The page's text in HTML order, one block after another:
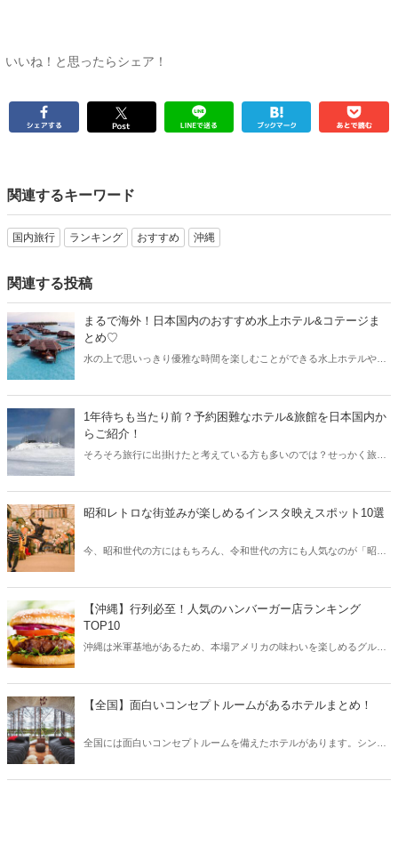
いいね！と思ったらシェア！
関連するキーワード
国内旅行 ランキング おすすめ 沖縄
関連する投稿
まるで海外！日本国内のおすすめ水上ホテル&コテージま
とめ♡
水の上で思いっきり優雅な時間を楽しむことができる水上ホテルやコ
が落ち着いたら訪れたい海外の水上ホテルをご紹介します♪
1年待ちも当たり前？予約困難なホテル&旅館を日本国内か
らご紹介！
そろそろ旅行に出掛けたと考えている方も多いのでは？せっかく旅行
ご紹介！利用客が少ない今は、予約も狙い目ですよ♪
昭和レトロな街並みが楽しめるインスタ映えスポット10選
今、昭和世代の方にはもちろん、令和世代の方にも人気なのが「昭和
【沖縄】行列必至！人気のハンバーガー店ランキング
TOP10
沖縄は米軍基地があるため、本場アメリカの味わいを楽しめるグルメ
沖縄の人気ハンバーガー店をランキング形式でご紹介します！
【全国】面白いコンセプトルームがあるホテルまとめ！
全国には面白いコンセプトルームを備えたホテルがあります。シンプ